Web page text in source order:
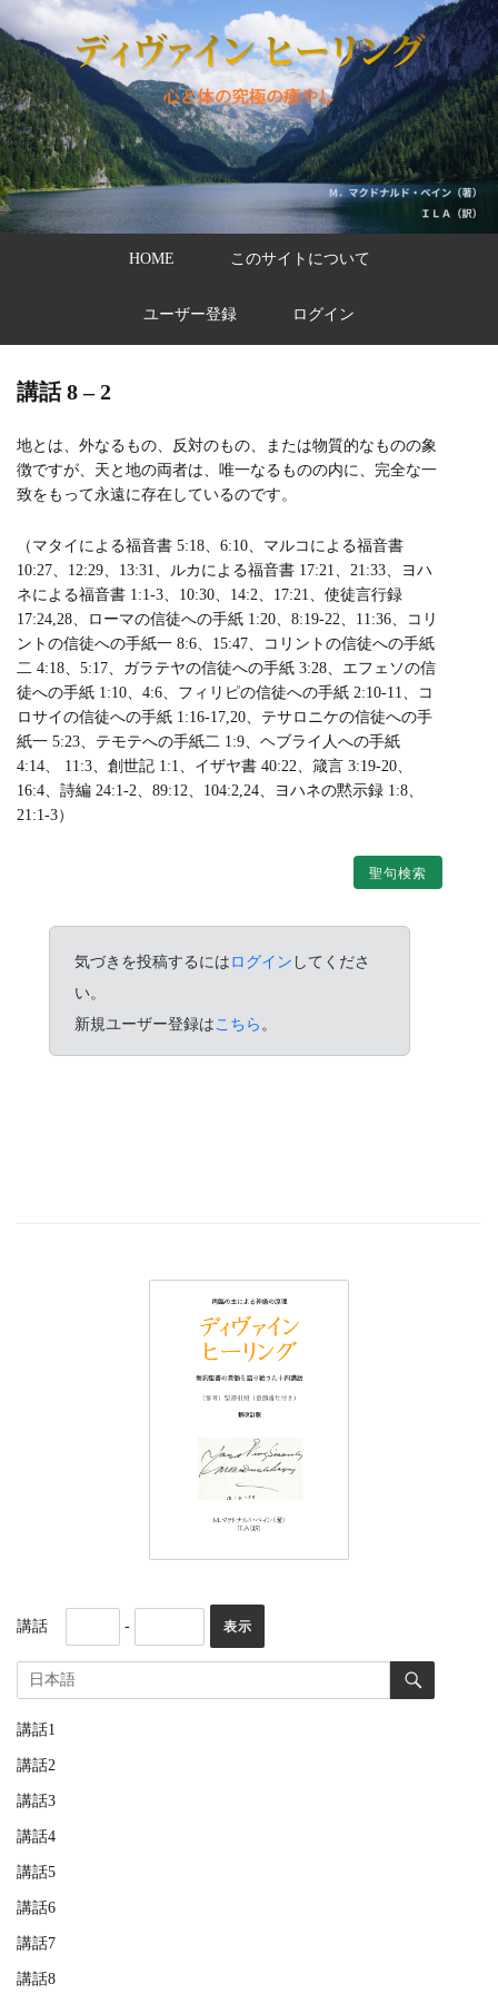
HOME このサイトについて
ユーザー登録 ログイン
講話 8 – 2
地とは、外なるもの、反対のもの、または物質的なものの象
徴ですが、天と地の両者は、唯一なるものの内に、完全な一
致をもって永遠に存在しているのです。
（マタイによる福音書 5:18、6:10、マルコによる福音書
10:27、12:29、13:31、ルカによる福音書 17:21、21:33、ヨハ
ネによる福音書 1:1-3、10:30、14:2、17:21、使徒言行録
17:24,28、ローマの信徒への手紙 1:20、8:19-22、11:36、コリ
ントの信徒への手紙一 8:6、15:47、コリントの信徒への手紙
二 4:18、5:17、ガラテヤの信徒への手紙 3:28、エフェソの信
徒への手紙 1:10、4:6、フィリピの信徒への手紙 2:10-11、コ
ロサイの信徒への手紙 1:16-17,20、テサロニケの信徒への手
紙一 5:23、テモテへの手紙二 1:9、ヘブライ人への手紙
4:14、 11:3、創世記 1:1、イザヤ書 40:22、箴言 3:19-20、
16:4、詩編 24:1-2、89:12、104:2,24、ヨハネの黙示録 1:8、
21:1-3）
聖句検索
気づきを投稿するにはログイン してくださ
い。
新規ユーザー登録はこちら 。
講話 -
講話1
講話2
講話3
講話4
講話5
講話6
講話7
講話8